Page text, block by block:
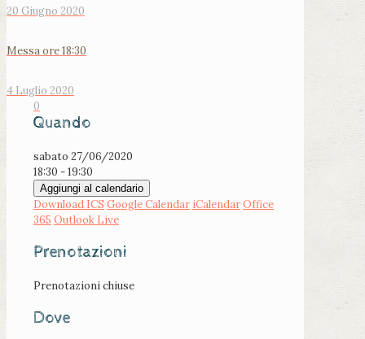
20 Giugno 2020
Messa ore 18:30
4 Luglio 2020
0
Quando
sabato 27/06/2020
18:30 - 19:30
Aggiungi al calendario
Download ICS Google Calendar iCalendarOffice
365 Outlook Live
Prenotazioni
Prenotazioni chiuse
Dove